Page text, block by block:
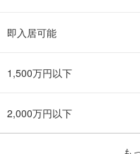
即入居可能
1,500万円以下
2,000万円以下